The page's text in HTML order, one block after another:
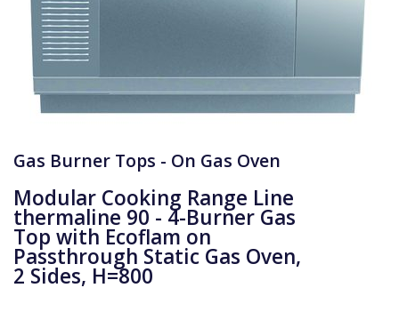
Gas Burner Tops - On Gas Oven
Modular Cooking Range Line
thermaline 90 - 4-Burner Gas
Top with Ecoflam on
Passthrough Static Gas Oven,
2 Sides, H=800